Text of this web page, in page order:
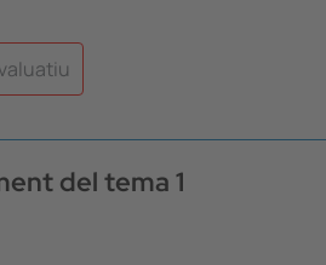
del tema 1